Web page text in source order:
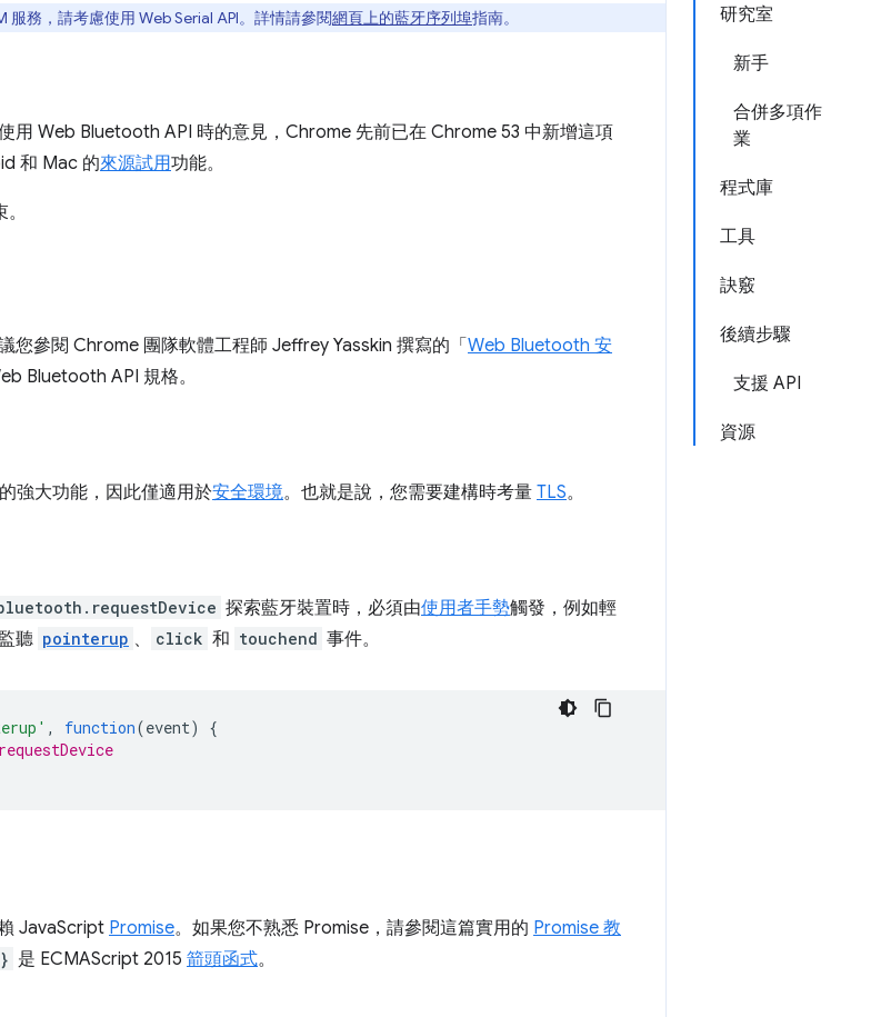
研究室
新手
合併多項作
業
程式庫
工具
訣竅
後續步驟
支援 API
資源
服務，請考慮使用 Web Serial API。詳情請參閱網頁上的藍牙序列埠指南。
用 Web Bluetooth API 時的意見，Chrome 先前已在 Chrome 53 中新增這項
和 Mac 的來源試用功能。
您參閱 Chrome 團隊軟體工程師 Jeffrey Yasskin 撰寫的「 Web Bluetooth 安
Bluetooth API 規格。
強大功能，因此僅適用於安全環境。也就是說，您需要建構時考量 TLS。
探索藍牙裝置時，必須由使用者手勢觸發，例如輕
聽 pointerup 、 click 和 touchend 事件。
, function(event)
{
JavaScript Promise。如果您不熟悉 Promise，請參閱這篇實用的 Promise 教
是 ECMAScript 2015 箭頭函式。